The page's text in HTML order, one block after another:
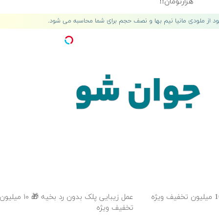
از ملودی مانیا نیم بها و نصف حجم برای شما محاسبه می شود.
جراحی زیبایی پلک پایین با 10 میلیون تخفیف ویژه
عمل زیبایی پلک بدون
تخفیف ویژه